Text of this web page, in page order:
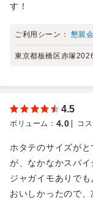
す！
ご利用シーン： 懇親会
東京都板橋区赤塚
4.5
ボリューム ： 4.0 コ
ホタテのサイズが
が、なかなかスパイ
ジャガイモありで
おいしかったので